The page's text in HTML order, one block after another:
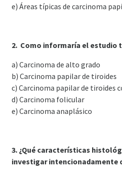
e) Áreas típicas de carcinoma
2. Como informaría el estudio
a) Carcinoma de alto grado
b) Carcinoma papilar de tiroides
c) Carcinoma papilar de tiroides
d) Carcinoma folicular
e) Carcinoma anaplásico
3. ¿Qué características
investigar intencionadamente